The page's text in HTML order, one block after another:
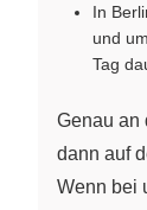
In
und
Tag
Genau an
dann auf
Wenn bei